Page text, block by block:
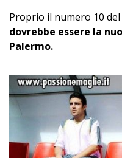
Proprio il numero 10
dovrebbe essere la
Palermo.